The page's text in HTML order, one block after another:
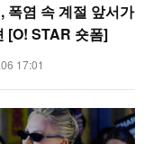
폭염 속 계절 앞서가
[O! STAR 숏폼]
17:01